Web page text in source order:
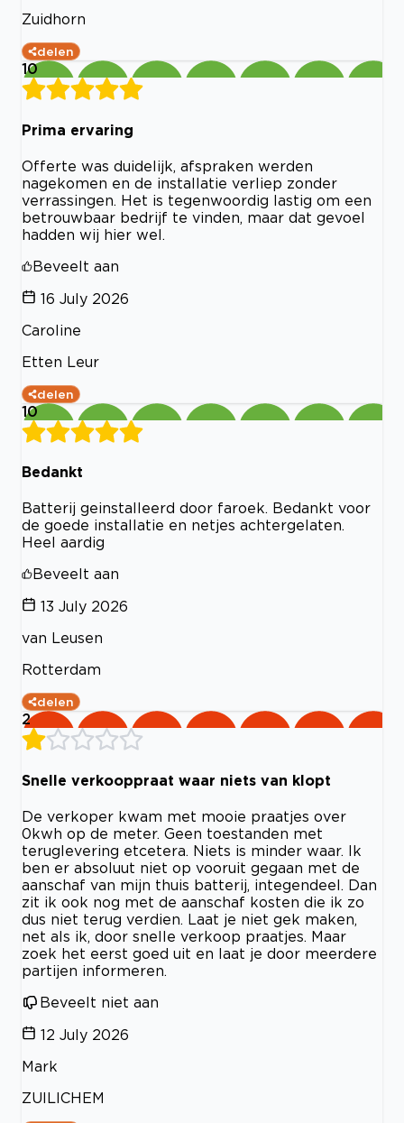
Zuidhorn
delen
10
Prima ervaring
Offerte was duidelijk, afspraken werden
nagekomen en de installatie verliep zonder
verrassingen. Het is tegenwoordig lastig om een
betrouwbaar bedrijf te vinden, maar dat gevoel
hadden wij hier wel.
Beveelt aan
16 July 2026
Caroline
Etten Leur
delen
10
Bedankt
Batterij geinstalleerd door faroek. Bedankt voor
de goede installatie en netjes achtergelaten.
Heel aardig
Beveelt aan
13 July 2026
van Leusen
Rotterdam
delen
2
Snelle verkooppraat waar niets van klopt
De verkoper kwam met mooie praatjes over
0kwh op de meter. Geen toestanden met
teruglevering etcetera. Niets is minder waar. Ik
ben er absoluut niet op vooruit gegaan met de
aanschaf van mijn thuis batterij, integendeel. Dan
zit ik ook nog met de aanschaf kosten die ik zo
dus niet terug verdien. Laat je niet gek maken,
net als ik, door snelle verkoop praatjes. Maar
zoek het eerst goed uit en laat je door meerdere
partijen informeren.
Beveelt niet aan
12 July 2026
Mark
ZUILICHEM